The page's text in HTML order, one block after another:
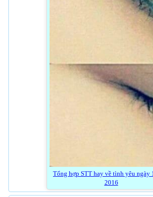
Tổng hợp STT hay về tình yêu ngày
2016